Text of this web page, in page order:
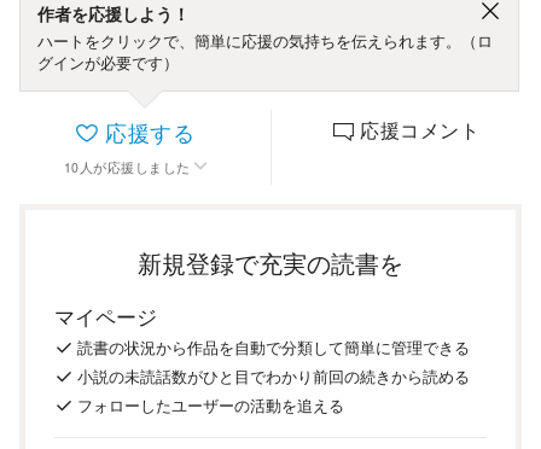
作者を応援しよう！
ハートをクリックで、簡単に応援の気持ちを伝えられます。（ロ
グインが必要です）
応援する
10 人 が応援しました
応援コメント
新規登録で充実の読書を
マイページ
読書の状況から作品を自動で分類して簡単に管理できる
小説の未読話数がひと目でわかり前回の続きから読める
フォローしたユーザーの活動を追える